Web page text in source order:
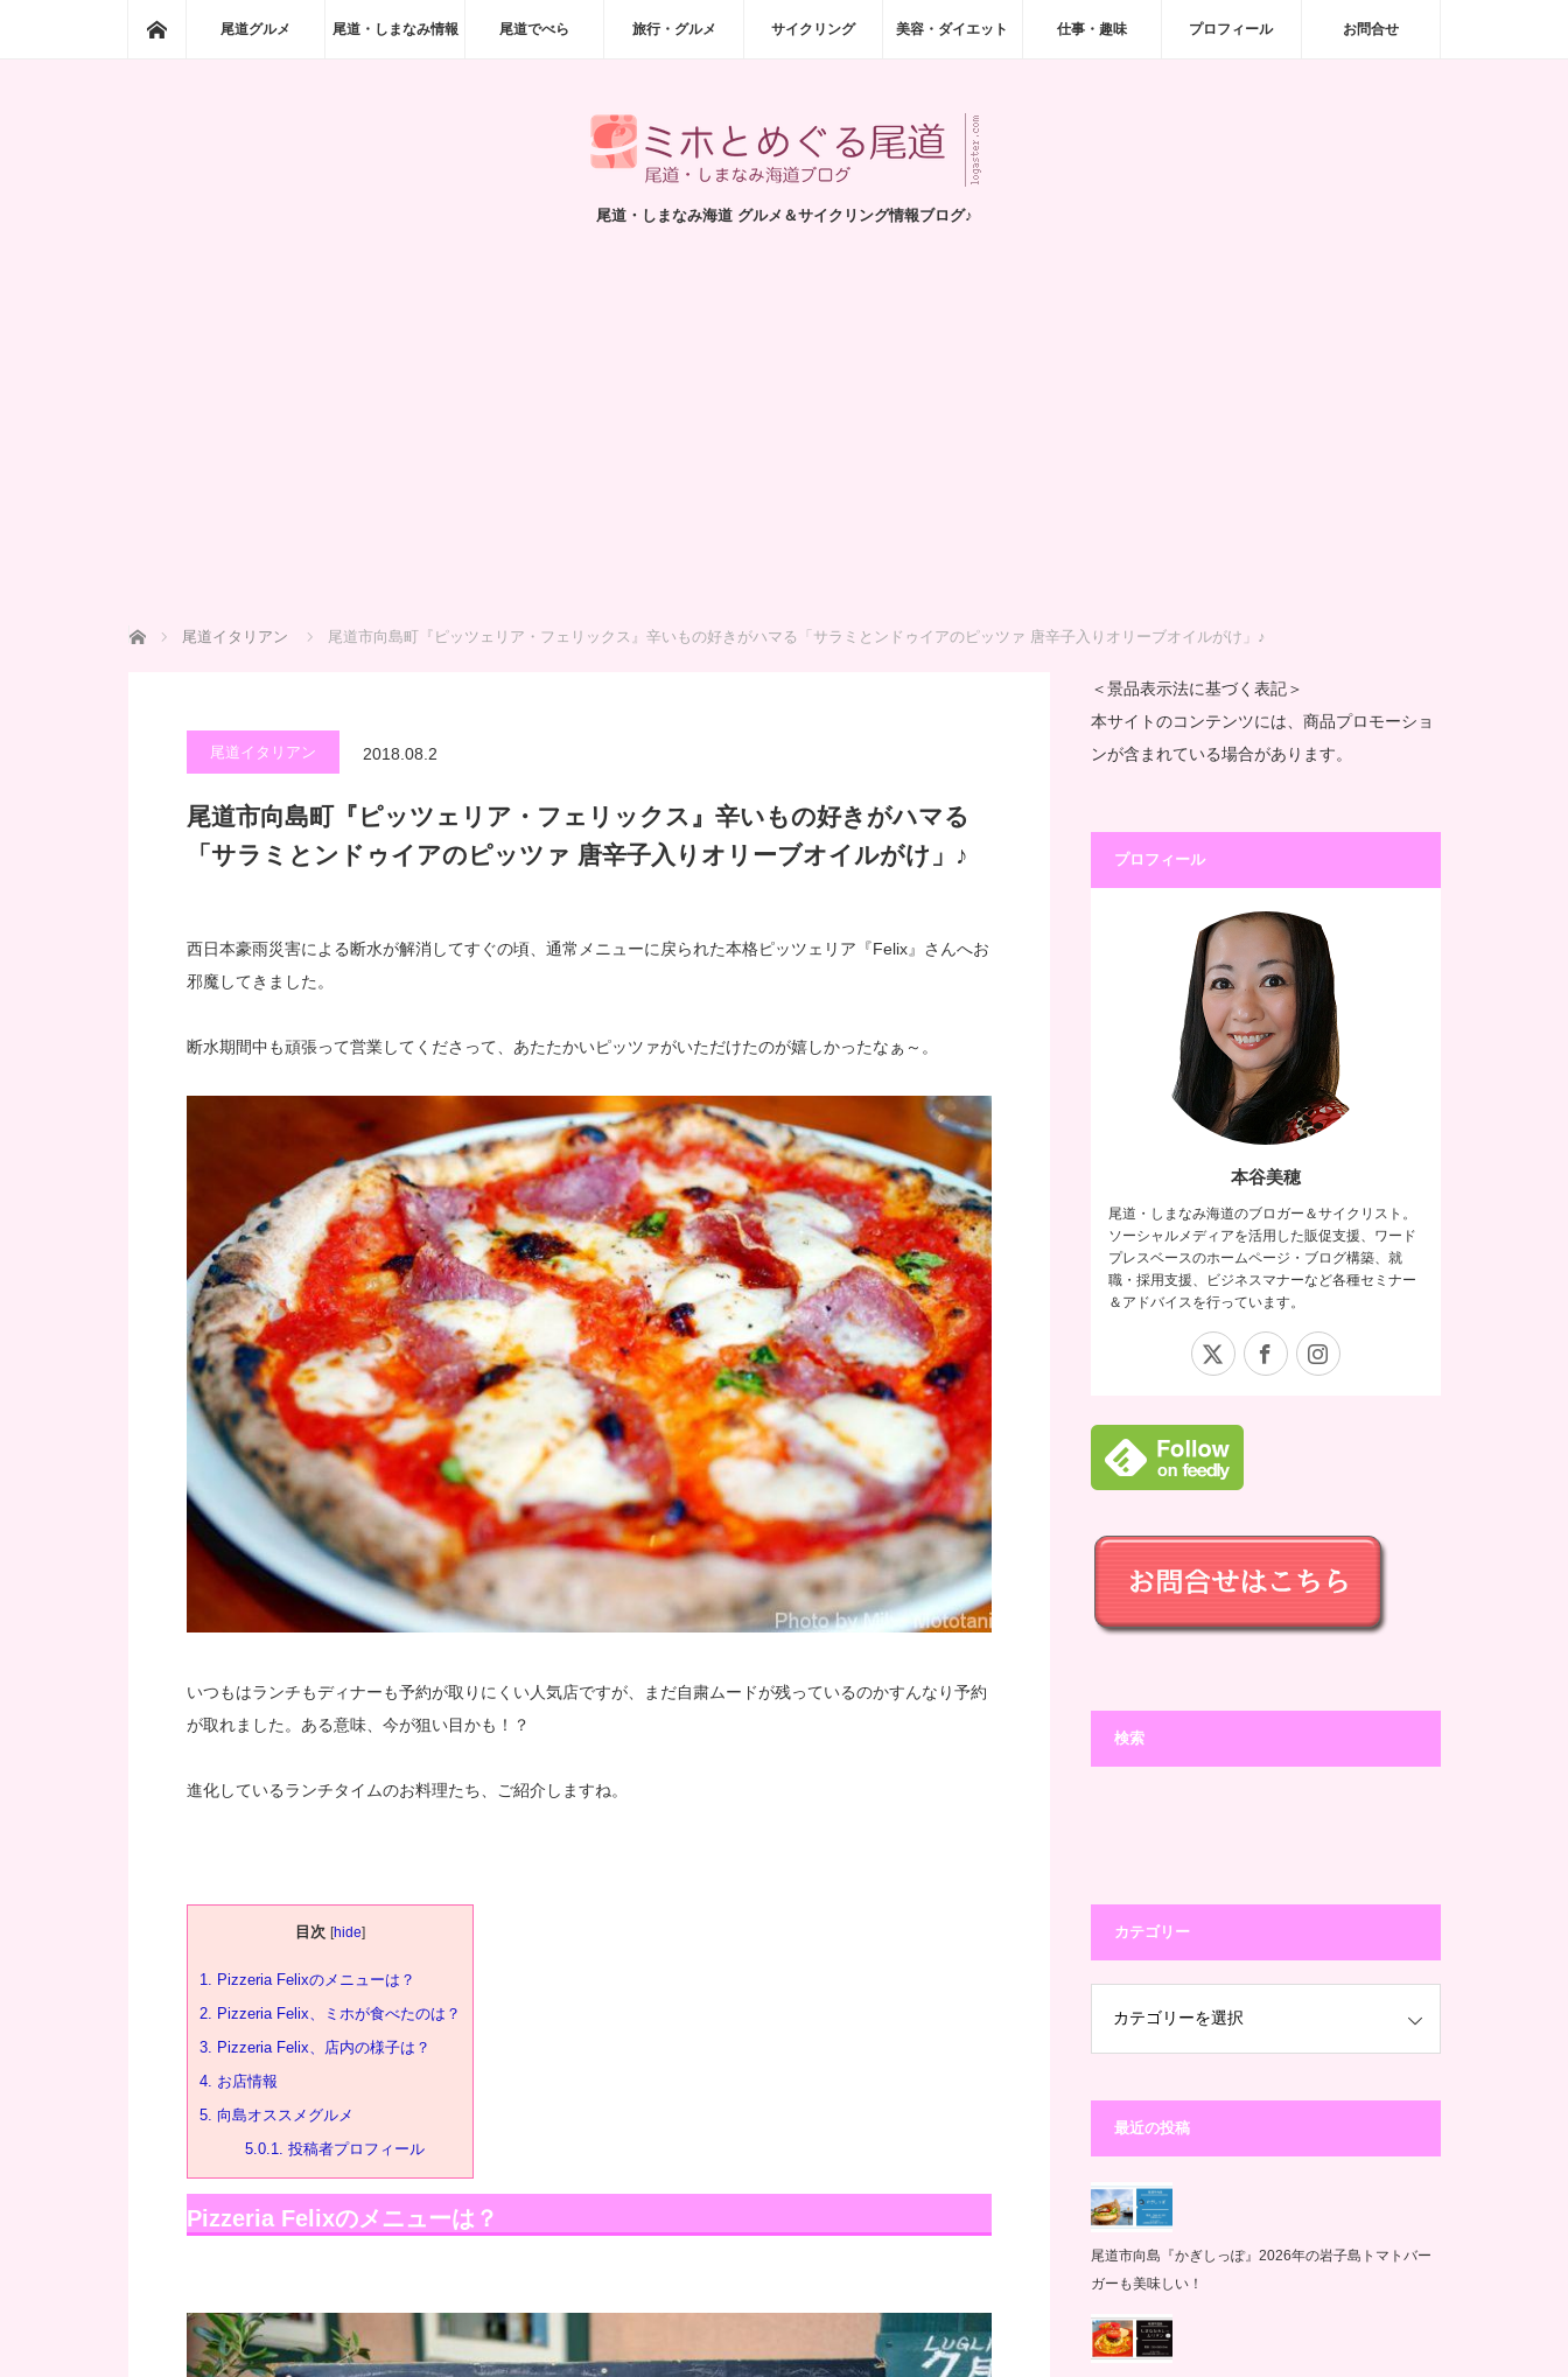
ホーム尾道グルメ 尾道・しまなみ情報 尾道でべら 旅行・グルメ サイクリング 美容・ダイエット 仕事・趣味 プロフィール お問合せ
尾道・しまなみ海道 グルメ＆サイクリング情報ブログ♪
ホーム 尾道イタリアン 尾道市向島町『ピッツェリア・フェリックス』辛いもの好きがハマる「サラミとンドゥイアのピッツァ 唐辛子入りオリーブオイルがけ」♪
尾道イタリアン 2018.08.2
尾道市向島町『ピッツェリア・フェリックス』辛いもの好きがハマる
「サラミとンドゥイアのピッツァ 唐辛子入りオリーブオイルがけ」♪
西日本豪雨災害による断水が解消してすぐの頃、通常メニューに戻られた本格ピッツェリア『Felix』さんへお
邪魔してきました。
断水期間中も頑張って営業してくださって、あたたかいピッツァがいただけたのが嬉しかったなぁ～。
いつもはランチもディナーも予約が取りにくい人気店ですが、まだ自粛ムードが残っているのかすんなり予約
が取れました。ある意味、今が狙い目かも！？
進化しているランチタイムのお料理たち、ご紹介しますね。
目次 [hide]
1. Pizzeria Felixのメニューは？
2. Pizzeria Felix、ミホが食べたのは？
3. Pizzeria Felix、店内の様子は？
4. お店情報
5. 向島オススメグルメ
5.0.1. 投稿者プロフィール
Pizzeria Felixのメニューは？
＜景品表示法に基づく表記＞
本サイトのコンテンツには、商品プロモーショ
ンが含まれている場合があります。
プロフィール
本谷美穂
尾道・しまなみ海道のブロガー＆サイクリスト。
ソーシャルメディアを活用した販促支援、ワード
プレスベースのホームページ・ブログ構築、就
職・採用支援、ビジネスマナーなど各種セミナー
＆アドバイスを行っています。
Facebook
検索
カテゴリー
最近の投稿
尾道市向島『かぎしっぽ』2026年の岩子島トマトバー
ガーも美味しい！